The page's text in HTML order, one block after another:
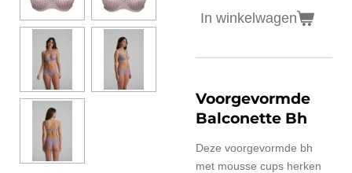
In winkelwagen
Voorgevormde
Balconette Bh
Deze voorgevormde bh
met mousse cups herken